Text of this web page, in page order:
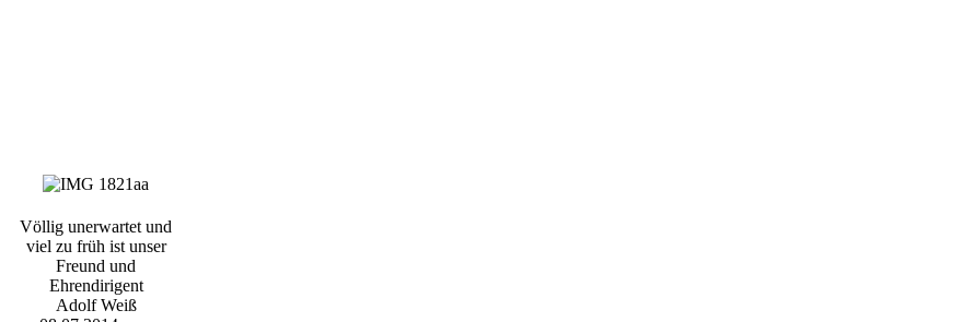
Völlig unerwartet und
viel zu früh ist unser
Freund und
Ehrendirigent
Adolf Weiß